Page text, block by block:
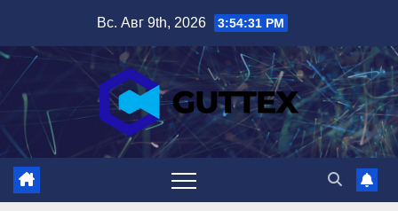
содержимому
Вс. Авг 9th, 2026 3:54:32 PM